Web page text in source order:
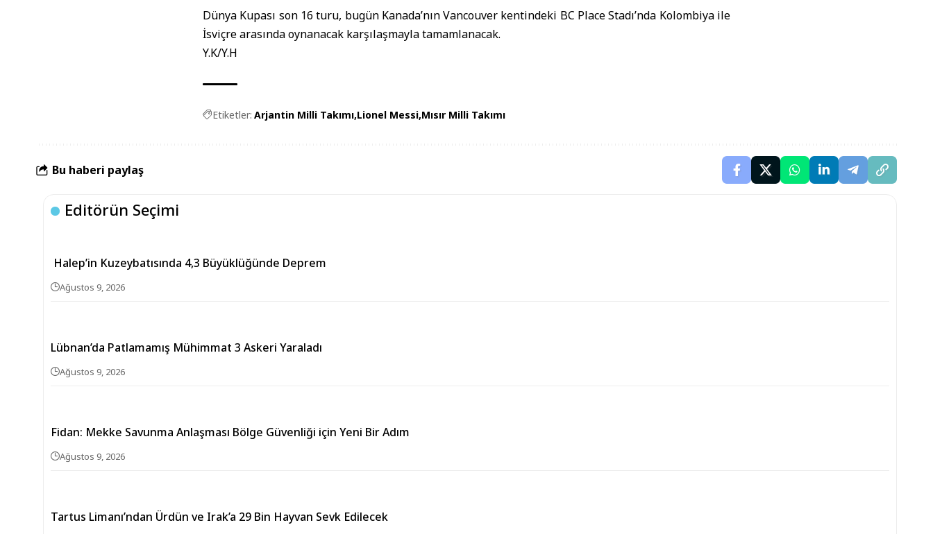
Dünya Kupası son 16 turu, bugün Kanada’nın Vancouver kentindeki BC Place Stadı’nda Kolombiya ile
İsviçre arasında oynanacak karşılaşmayla tamamlanacak.
Y.K/Y.H
Etiketler: Arjantin Milli Takımı Lionel Messi Mısır Milli Takımı
Bu haberi paylaş
Editörün Seçimi
Halep’in Kuzeybatısında 4,3 Büyüklüğünde Deprem
Ağustos 9, 2026
Lübnan’da Patlamamış Mühimmat 3 Askeri Yaraladı
Ağustos 9, 2026
Fidan: Mekke Savunma Anlaşması Bölge Güvenliği için Yeni Bir Adım
Ağustos 9, 2026
Tartus Limanı’ndan Ürdün ve Irak’a 29 Bin Hayvan Sevk Edilecek